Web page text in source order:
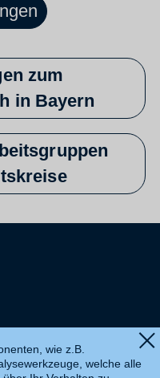
zum
in Bayern
wie z.B.
welche alle